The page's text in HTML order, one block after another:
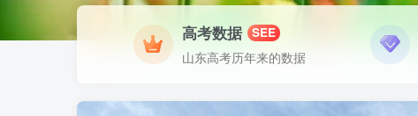
高考数据 SEE
山东高考历年来的数据